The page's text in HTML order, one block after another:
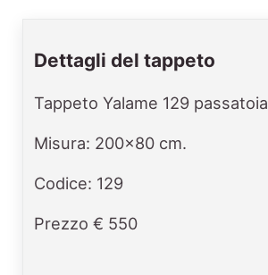
Dettagli del tappeto
Tappeto Yalame 129 passatoia
Misura: 200x80 cm.
Codice: 129
Prezzo € 550